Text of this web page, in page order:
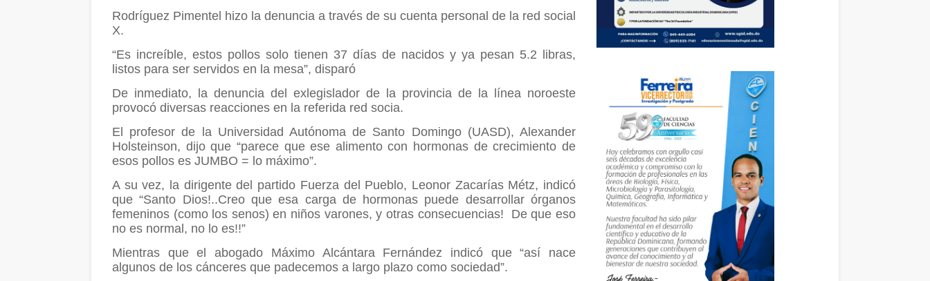
Rodríguez Pimentel hizo la denuncia a través de su cuenta personal de la red social
X.
“Es increíble, estos pollos solo tienen 37 días de nacidos y ya pesan 5.2 libras,
listos para ser servidos en la mesa”, disparó
De inmediato, la denuncia del exlegislador de la provincia de la línea noroeste
provocó diversas reacciones en la referida red socia.
El profesor de la Universidad Autónoma de Santo Domingo (UASD), Alexander
Holsteinson, dijo que “parece que ese alimento con hormonas de crecimiento de
esos pollos es JUMBO = lo máximo”.
A su vez, la dirigente del partido Fuerza del Pueblo, Leonor Zacarías Métz, indicó
que “Santo Dios!..Creo que esa carga de hormonas puede desarrollar órganos
femeninos (como los senos) en niños varones, y otras consecuencias!
De que eso
no es normal, no lo es!!”
Mientras que el abogado Máximo Alcántara Fernández indicó que “así nace
algunos de los cánceres que padecemos a largo plazo como sociedad”.